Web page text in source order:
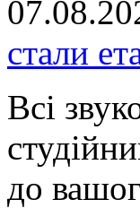
стали
Всі
до